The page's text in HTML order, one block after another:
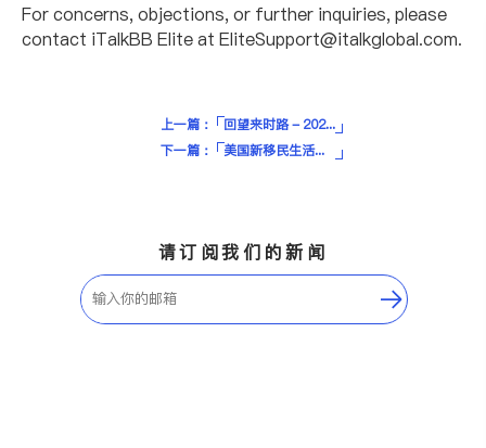
For concerns, objections, or further inquiries, please
contact iTalkBB Elite at EliteSupport@italkglobal.com.
上一篇：
回望来时路 - 2024影响美国贷款利率的大事件及展望
下一篇：
美国新移民生活之 贷款买房攻略
请订阅我们的新闻